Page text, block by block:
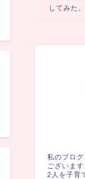
してみた
私のブロ
ございます
2人を子育